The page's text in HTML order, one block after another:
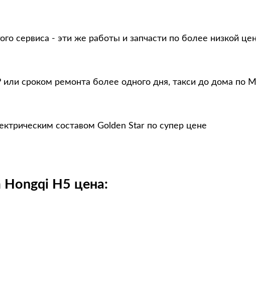
сервиса - эти же работы и запчасти по более низкой
сроком ремонта более одного дня, такси до дома по
составом Golden Star по супер цене
H5 цена: